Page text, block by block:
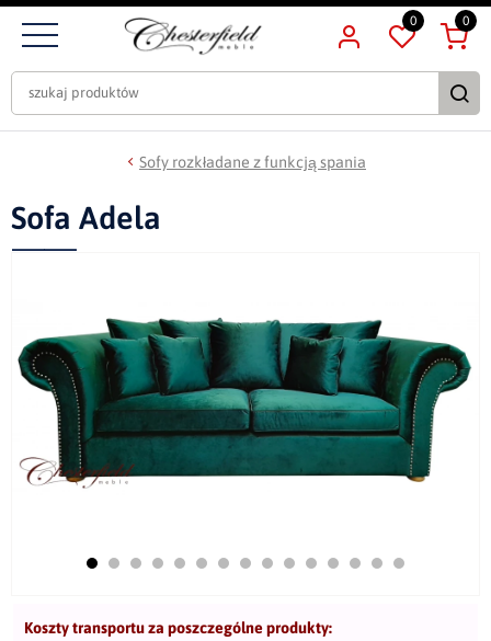
0 0
Sofy rozkładane z funkcją spania
Sofa Adela
Koszty transportu za poszczególne produkty: